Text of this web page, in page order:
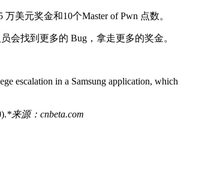
美元奖金和10个Master of Pwn 点数。
会找到更多的 Bug，拿走更多的奖金。
escalation in a Samsung application, which
*来源：cnbeta.com